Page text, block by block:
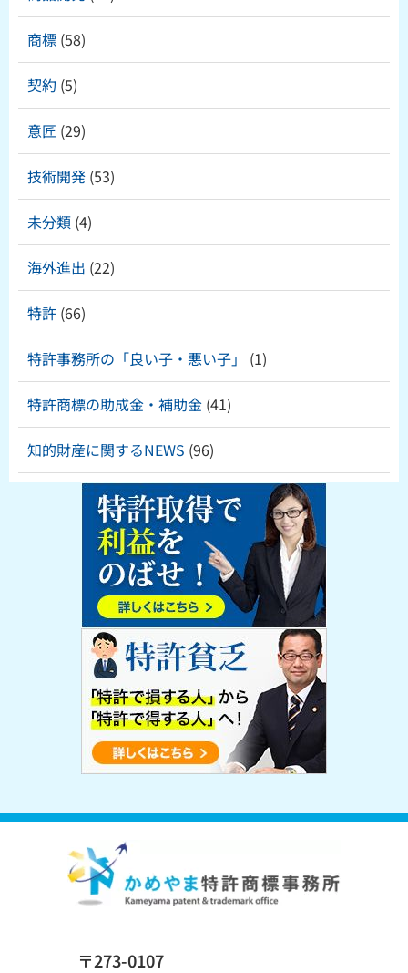
商標 (58)
契約 (5)
意匠 (29)
技術開発 (53)
未分類 (4)
海外進出 (22)
特許 (66)
特許事務所の「良い子・悪い子」 (1)
特許商標の助成金・補助金 (41)
知的財産に関するNEWS (96)
〒273-0107